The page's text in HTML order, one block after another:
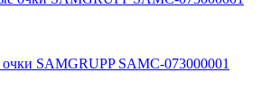
SAMGRUPP SAMC-073000001